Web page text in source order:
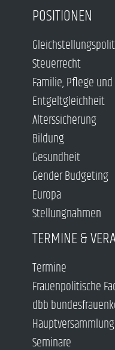
POSITIONEN
Steuerrecht
Familie, Pflege
Entgeltgleichheit
Alterssicherung
Bildung
Gesundheit
Gender Budgeting
Europa
Stellungnahmen
TERMINE &
Termine
Frauenpolitische
dbb
Hauptversammlung
Seminare